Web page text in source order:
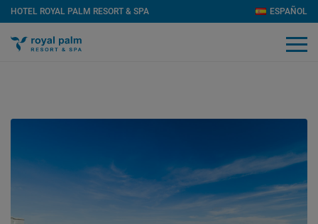
HOTEL ROYAL PALM RESORT & SPA ESPAÑOL